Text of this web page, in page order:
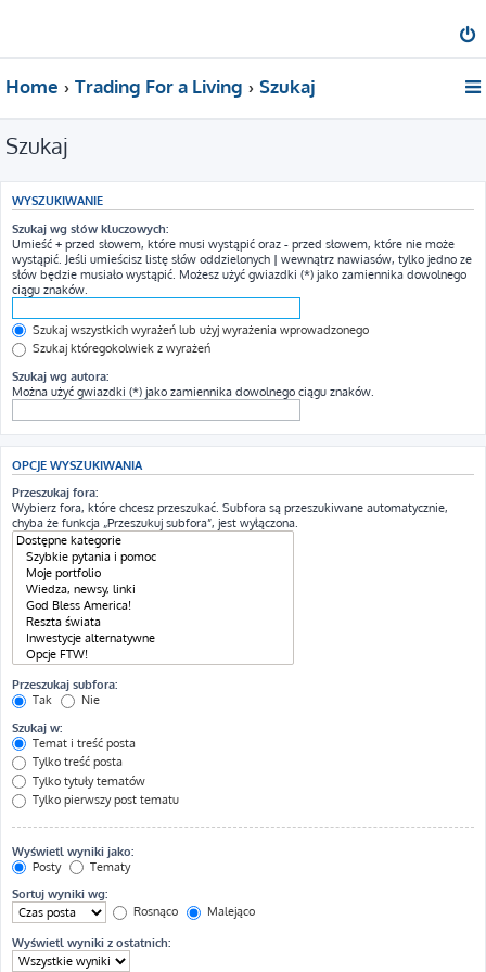
Home Trading For a Living Szukaj
Szukaj
WYSZUKIWANIE
Szukaj wg słów kluczowych:
Umieść + przed słowem, które musi wystąpić oraz - przed słowem, które nie może
wystąpić. Jeśli umieścisz listę słów oddzielonych | wewnątrz nawiasów, tylko jedno ze
słów będzie musiało wystąpić. Możesz użyć gwiazdki (*) jako zamiennika dowolnego
ciągu znaków.
Szukaj wszystkich wyrażeń lub użyj wyrażenia wprowadzonego
Szukaj któregokolwiek z wyrażeń
Szukaj wg autora:
Można użyć gwiazdki (*) jako zamiennika dowolnego ciągu znaków.
OPCJE WYSZUKIWANIA
Przeszukaj fora:
Wybierz fora, które chcesz przeszukać. Subfora są przeszukiwane automatycznie,
chyba że funkcja „Przeszukuj subfora”, jest wyłączona.
Przeszukaj subfora:
Tak
Nie
Szukaj w:
Temat i treść posta
Tylko treść posta
Tylko tytuły tematów
Tylko pierwszy post tematu
Wyświetl wyniki jako:
Posty
Tematy
Sortuj wyniki wg:
Rosnąco
Malejąco
Wyświetl wyniki z ostatnich: